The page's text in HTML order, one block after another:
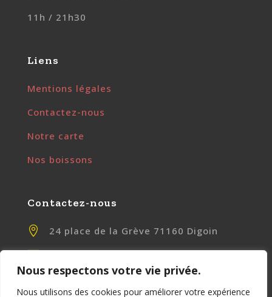
Nous respectons votre vie privée.
Nous utilisons des cookies pour améliorer votre expérience
11h / 21h30
Liens
Mentions légales
Contactez-nous
Notre carte
Nos boissons
Contactez-nous

24 place de la Grève 71160 Digoin

www.chezlily.fr